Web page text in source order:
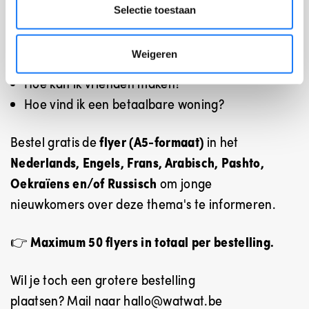
Selectie toestaan
Weigeren
Hoe kan ik geld verdienen?
Waar kan ik leeftijdsgenoten ontmoeten?
Hoe kan ik vrienden maken?
Hoe vind ik een betaalbare woning?
Bestel gratis deflyer (A5-formaat) in het
Nederlands, Engels, Frans, Arabisch, Pashto,
Oekraïens en/of Russisch om jonge
nieuwkomers over deze thema's te informeren.
👉 Maximum 50 flyers in totaal per bestelling.
Wil je toch een grotere bestelling
plaatsen? Mail naar hallo@watwat.be